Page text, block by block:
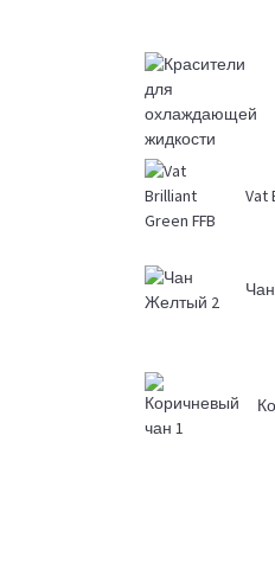
Vat